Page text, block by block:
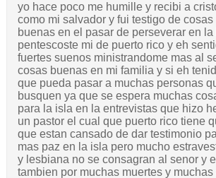
yo hace poco me humille y recibi a
como mi salvador y fui testigo de cosas
buenas en el pasar de perseverar en
pentescoste mi de puerto rico y eh
fuertes suenos ministrandome mas al
cosas buenas en mi familia y si eh
que pueda pasar a muchas personas
busquen ya que se espera muchas
para la isla en la entrevistas que hizo
un pastor el cual que puerto rico tiene
que estan cansado de dar testimonio
mas paz en la isla pero mucho
y lesbiana no se consagran al senor y
tambien por muchas muertes y